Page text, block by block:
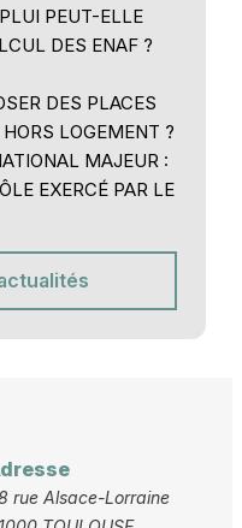
PEUT-ELLE
DES ENAF ?
DES PLACES
LOGEMENT ?
MAJEUR :
EXERCÉ PAR LE
rue Alsace-Lorraine